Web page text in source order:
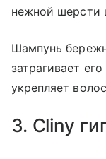
нежной шерсти
Шампунь
затрагивает
укрепляет
3. Cliny